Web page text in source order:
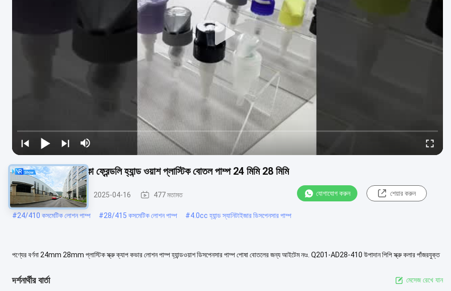
পোষা বোতলের জন্য ইকো ফ্রেন্ডলি হ্যান্ড ওয়াশ প্লাস্টিক বোতল পাম্প 24 মিমি 28 মিমি
কসমেটিক লোশন পাম্প 2025-04-16 477 মতামত যোগাযোগ করুন শেয়ার করুন
#24/410 কসমেটিক লোশন পাম্প #28/415 কসমেটিক লোশন পাম্প #4.0cc হ্যান্ড স্যানিটাইজার ডিসপেনসার পাম্প
পণ্যের বর্ণনা 24mm 28mm প্লাস্টিক স্ক্রু ক্যাপ কভার লোশন পাম্প হ্যান্ডওয়াশ ডিসপেনসার পাম্প পোষা বোতলের জন্য আইটেম নংঃ. Q201-AD28-410 উপাদান পিপি স্ক্রু কলার পাঁজরযুক্ত
দর্শনার্থীর বার্তা মেসেজ রেখে যান